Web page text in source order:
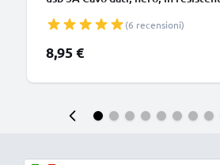
fotocamera Canon, Panasonic
connettore tipo C
(6 recensioni)
8,95 €